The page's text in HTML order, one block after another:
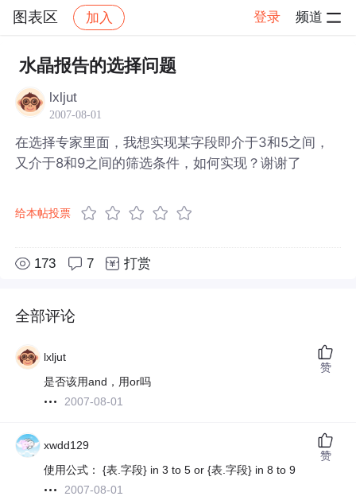
图表区 加入 登录 频道
社区 图表区 帖子详情
水晶报告的选择问题
lxljut
2007-08-01
在选择专家里面，我想实现某字段即介于3和5之间，
又介于8和9之间的筛选条件，如何实现？谢谢了
给本帖投票
173 7 打赏
全部评论
lxljut
是否该用and，用or吗
2007-08-01
赞
xwdd129
使用公式： {表.字段} in 3 to 5 or {表.字段} in 8 to 9
2007-08-01
赞